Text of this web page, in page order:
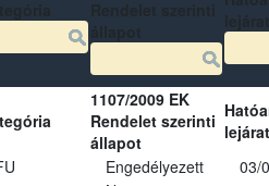
1107/2009 EK
Rendelet szerinti
állapot
Engedélyezett
03/